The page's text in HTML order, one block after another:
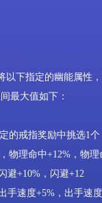
以下指定的幽能属性
最大值如下：
的戒指奖励中挑选1个
物理命中+12%，物理
避+10%，闪避+12
手速度+5%，出手速度